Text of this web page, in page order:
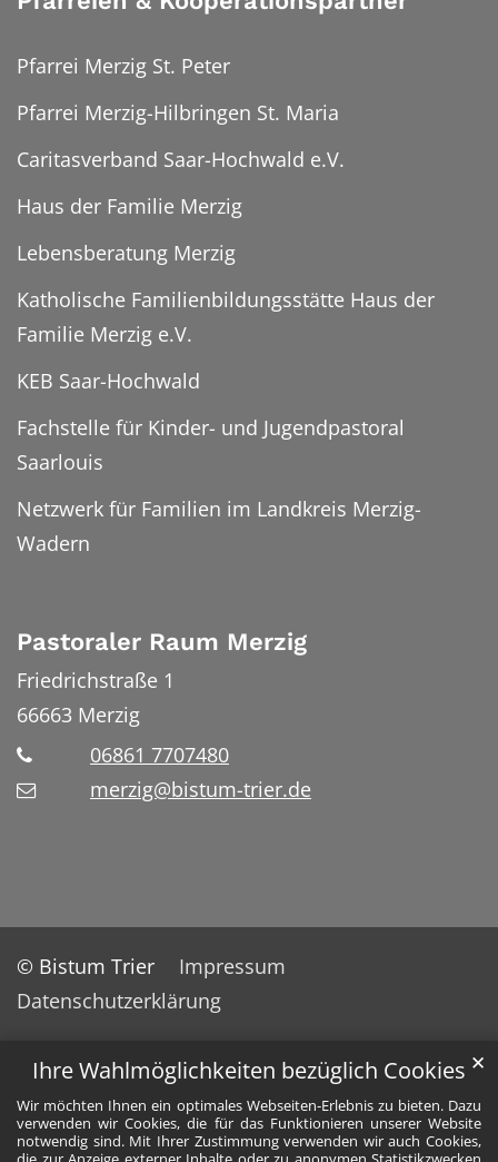
Ihre Wahlmöglichkeiten bezüglich Cookies
Wir möchten Ihnen ein optimales Webseiten-Erlebnis zu bieten. Dazu
verwenden wir Cookies, die für das Funktionieren unserer Website
notwendig sind. Mit Ihrer Zustimmung verwenden wir auch Cookies,
✕
Pfarrei Merzig St. Peter
Pfarrei Merzig-Hilbringen St. Maria
Caritasverband Saar-Hochwald e.V.
Haus der Familie Merzig
Lebensberatung Merzig
Katholische Familienbildungsstätte Haus der
Familie Merzig e.V.
KEB Saar-Hochwald
Fachstelle für Kinder- und Jugendpastoral
Saarlouis
Netzwerk für Familien im Landkreis Merzig-
Wadern
Pastoraler Raum Merzig
Friedrichstraße 1
66663 Merzig
06861 7707480
merzig@bistum-trier.de
© Bistum Trier
Impressum
Datenschutzerklärung